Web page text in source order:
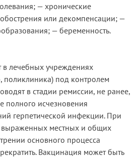
— хронические
или декомпенсации; —
— беременность.
лечебных учреждениях
поликлиника) под контролем
в стадии ремиссии, не ранее,
полного исчезновения
герпетической инфекции. При
выраженных местных и общих
основного процесса
Вакцинация может быть